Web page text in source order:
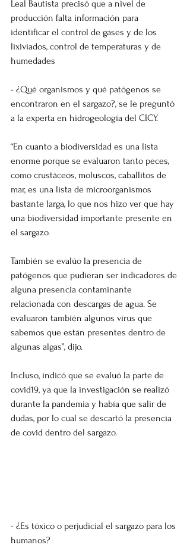
Leal Bautista precisó que a nivel de
producción falta información para
identificar el control de gases y de los
lixiviados, control de temperaturas y de
humedades
- ¿Qué organismos y qué patógenos se
encontraron en el sargazo?, se le preguntó
a la experta en hidrogeología del CICY.
“En cuanto a biodiversidad es una lista
enorme porque se evaluaron tanto peces,
como crustáceos, moluscos, caballitos de
mar, es una lista de microorganismos
bastante larga, lo que nos hizo ver que hay
una biodiversidad importante presente en
el sargazo.
También se evalúo la presencia de
patógenos que pudieran ser indicadores de
alguna presencia contaminante
relacionada con descargas de agua. Se
evaluaron también algunos virus que
sabemos que están presentes dentro de
algunas algas”, dijo.
Incluso, indicó que se evaluó la parte de
covid19, ya que la investigación se realizó
durante la pandemia y había que salir de
dudas, por lo cual se descartó la presencia
de covid dentro del sargazo.
- ¿Es tóxico o perjudicial el sargazo para los
humanos?